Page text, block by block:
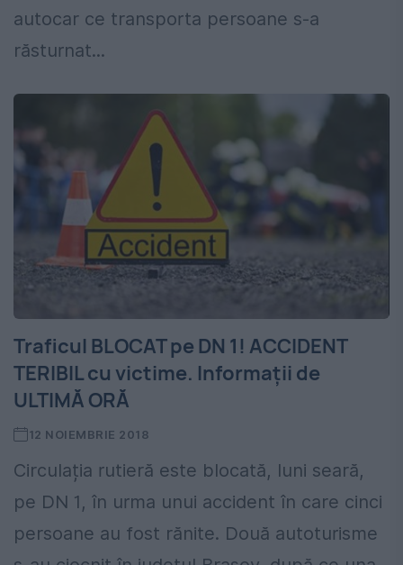
autocar ce transporta persoane s-a
răsturnat...
Traficul BLOCAT pe DN 1! ACCIDENT
TERIBIL cu victime. Informații de
ULTIMĂ ORĂ
12 NOIEMBRIE 2018
Circulația rutieră este blocată, luni seară,
pe DN 1, în urma unui accident în care cinci
persoane au fost rănite. Două autoturisme